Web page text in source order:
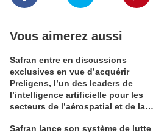
Vous aimerez aussi
Safran entre en discussions
exclusives en vue d’acquérir
Preligens, l’un des leaders de
l’intelligence artificielle pour les
secteurs de l’aérospatial et de la
Safran lance son système de lutte